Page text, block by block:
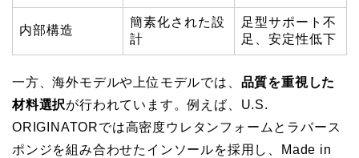
内部構造
簡素化された設
計
足型サポート不
足、安定性低下
一方、海外モデルや上位モデルでは、 品質を重視した
材料選択が行われています。例えば、U.S.
ORIGINATORでは高密度ウレタンフォームとラバース
ポンジを組み合わせたインソールを採用し、Made in